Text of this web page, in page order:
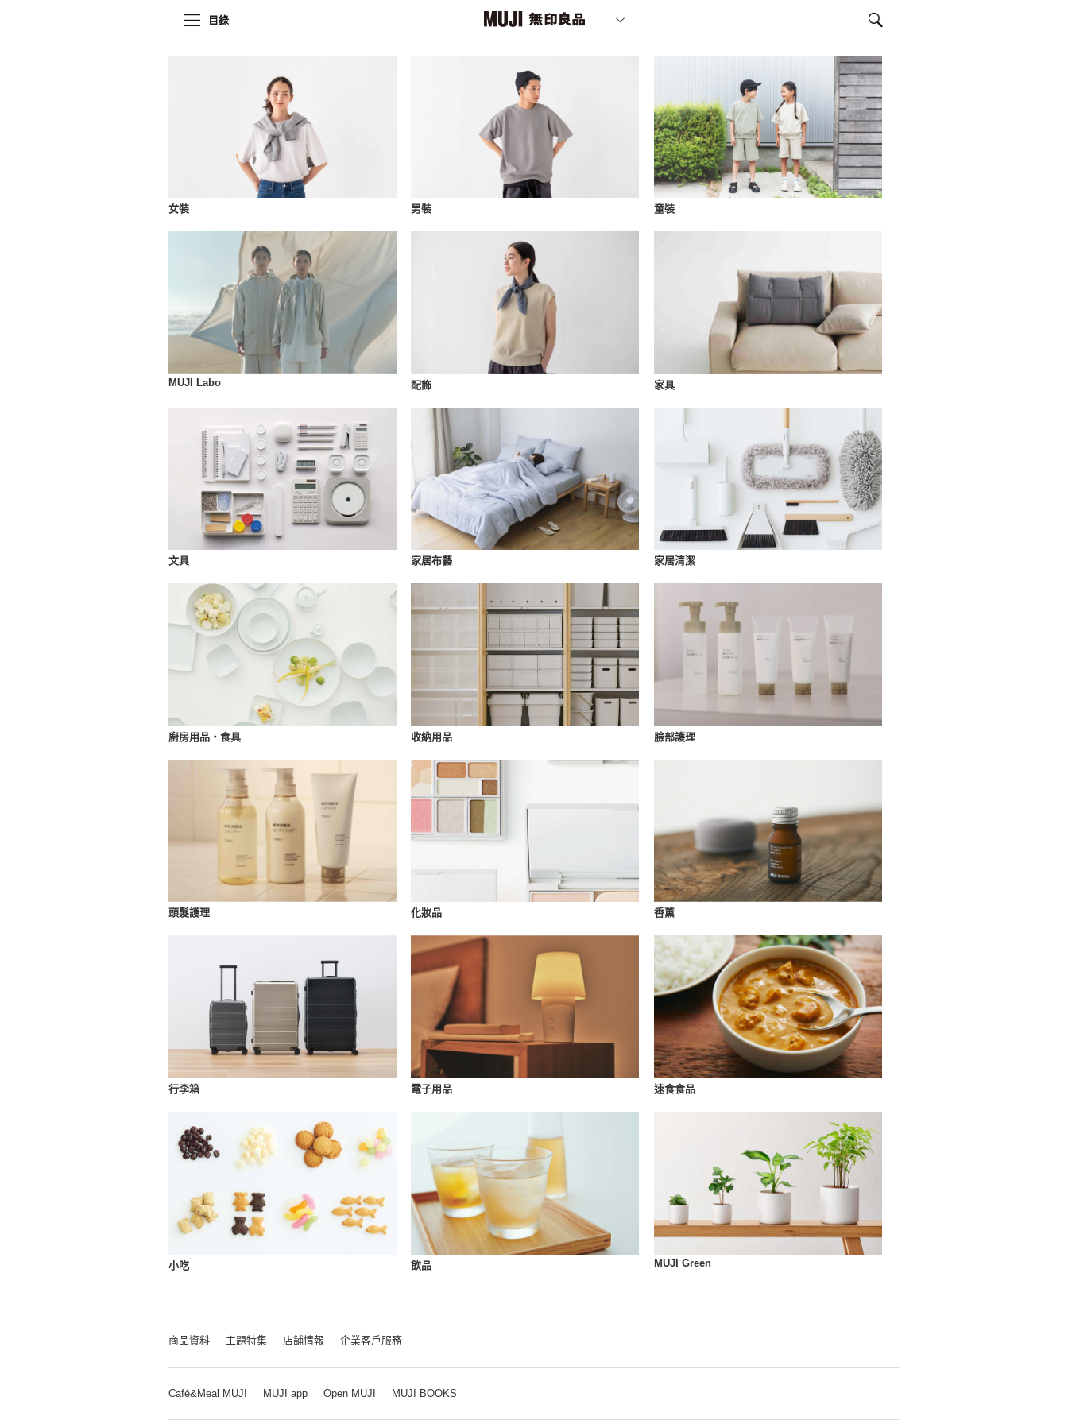
目錄
女裝 男裝 童裝
MUJI Labo 配飾 家具
文具 家居布藝 家居清潔
廚房用品・食具 收納用品 臉部護理
頭髮護理 化妝品 香薰
行李箱 電子用品 速食食品
小吃 飲品 MUJI Green
商品資料 主題特集 店舗情報 企業客戶服務
Café&Meal MUJI MUJI app Open MUJI MUJI BOOKS